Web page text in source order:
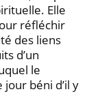
Elle
réfléchir
des liens
d’un
le
béni d’il y